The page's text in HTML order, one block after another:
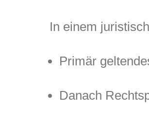
In einem
Primär
Danach